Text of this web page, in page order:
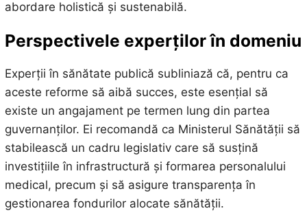
abordare holistică și sustenabilă.
Perspectivele experților în domeniu
Experții în sănătate publică subliniază că, pentru ca
aceste reforme să aibă succes, este esențial să
existe un angajament pe termen lung din partea
guvernanților. Ei recomandă ca Ministerul Sănătății să
stabilească un cadru legislativ care să susțină
investițiile în infrastructură și formarea personalului
medical, precum și să asigure transparența în
gestionarea fondurilor alocate sănătății.